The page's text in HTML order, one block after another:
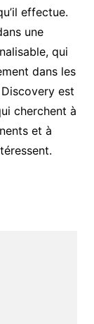
effectue.
une
qui
dans les
est
cherchent à
et à